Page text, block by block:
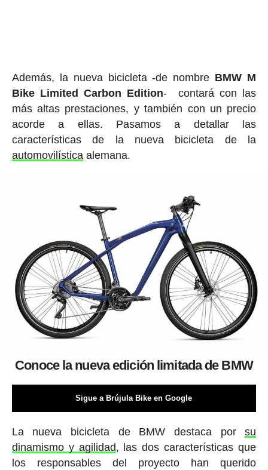
Además, la nueva bicicleta -de nombre BMW M
Bike Limited Carbon Edition- contará con las
más altas prestaciones, y también con un precio
acorde a ellas. Pasamos a detallar las
características de la nueva bicicleta de la
automovilísticaalemana.
Conoce la nueva edición limitada de BMW
Sigue a Brújula Bike en Google
La nueva bicicleta de BMW destaca porsu
dinamismo y agilidad, las dos características que
los responsables del proyecto han querido